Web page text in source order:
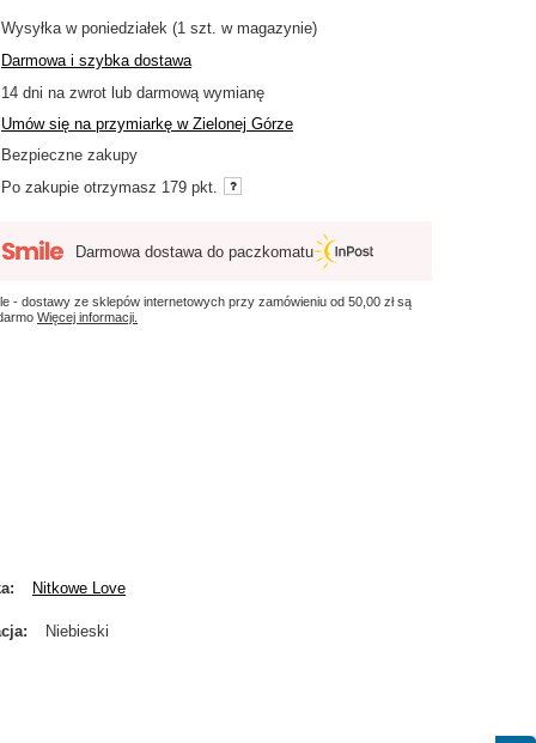
Wysyłkaw poniedziałek (1 szt. w magazynie)
Darmowa i szybka dostawa
14 dni na zwrot lub darmową wymianę
Umów się na przymiarkę w Zielonej Górze
Bezpieczne zakupy
Po zakupie otrzymasz 179 pkt.
Darmowa dostawa do paczkomatu
- dostawy ze sklepów internetowych przy zamówieniu od50,00 złsą
Więcej informacji.
Nitkowe Love
Niebieski